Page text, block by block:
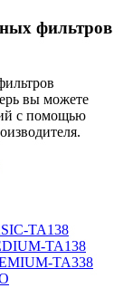
фильтров
вы можете
с помощью
TA138
TA138
TA338